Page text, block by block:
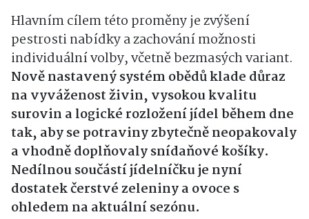
Hlavním cílem této proměny je zvýšení
pestrosti nabídky a zachování možnosti
individuální volby, včetně bezmasých variant.
Nově nastavený systém obědů klade důraz
na vyváženost živin, vysokou kvalitu
surovin a logické rozložení jídel během dne
tak, aby se potraviny zbytečně neopakovaly
a vhodně doplňovaly snídaňové košíky.
Nedílnou součástí jídelníčku je nyní
dostatek čerstvé zeleniny a ovoce s
ohledem na aktuální sezónu.